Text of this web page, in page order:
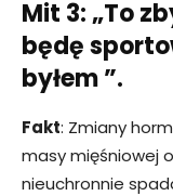
Mit 3: „To
będę
byłem ”.
Fakt: Zmiany
masy mięśniowej
nieuchronnie